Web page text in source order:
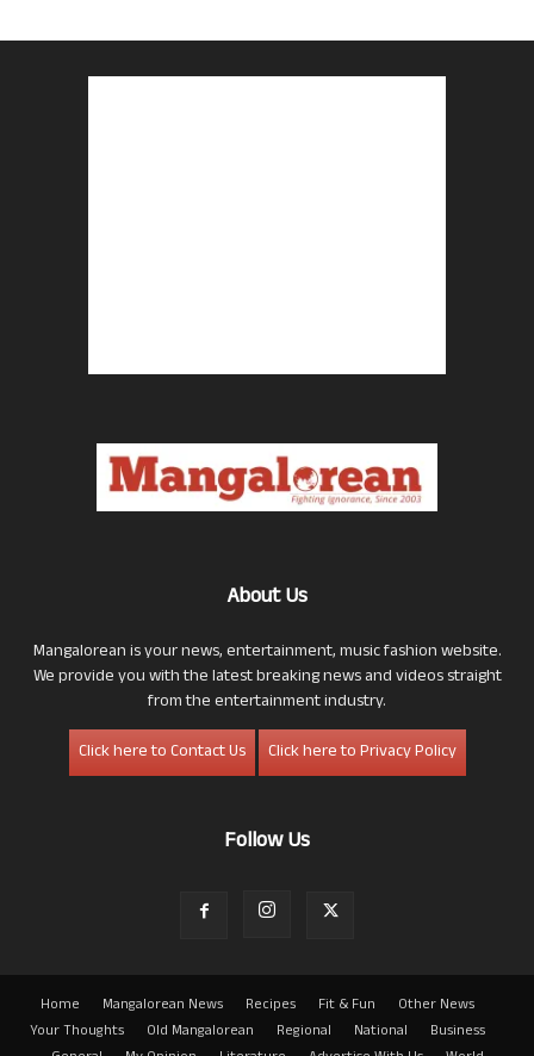
About Us
Mangalorean is your news, entertainment, music fashion website.
We provide you with the latest breaking news and videos straight
from the entertainment industry.
Click here to Contact Us
Click here to Privacy Policy
Follow Us
Home Mangalorean News Recipes Fit & Fun
Other News
Your Thoughts
Old Mangalorean Regional National
Business